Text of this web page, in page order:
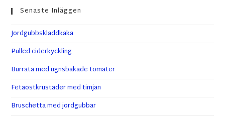
Senaste Inläggen
Jordgubbskladdkaka
Pulled ciderkyckling
Burrata med ugnsbakade tomater
Fetaostkrustader med timjan
Bruschetta med jordgubbar